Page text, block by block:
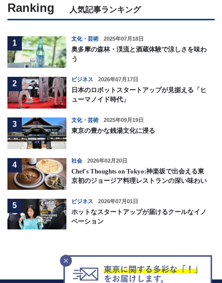
Ranking 人気記事ランキング
1
文化・芸術 2025年07月18日
奥多摩の森林・渓流と酒蔵体験で涼しさを味わ
う
2
ビジネス 2026年07月17日
日本のロボットスタートアップが見据える「ヒ
ューマノイド時代」
3
文化・芸術 2025年09月19日
東京の豊かな銭湯文化に浸る
4
社会 2026年02月20日
Chef's Thoughts on Tokyo:神楽坂で出会える東
京初のジョージア料理レストランの深い味わい
5
ビジネス 2026年07月01日
ホットなスタートアップが届けるクールなイノ
ベーション